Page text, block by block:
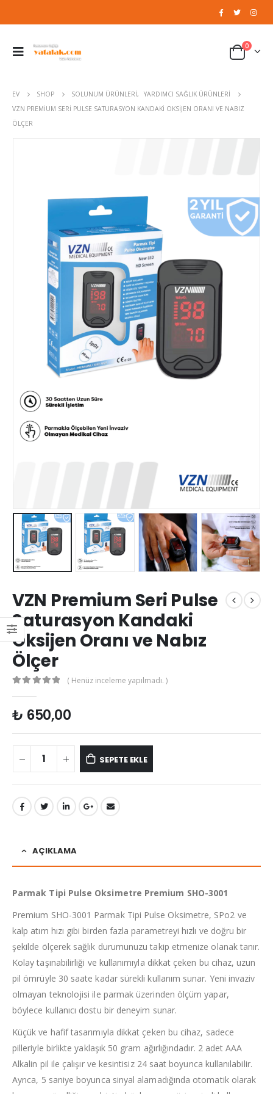
0
EV SHOP SOLUNUM ÜRÜNLERI,
YARDIMCI SAĞLIK ÜRÜNLERI
VZN PREMIUM SERI PULSE SATURASYON KANDAKI OKSIJEN ORANI VE NABIZ
ÖLÇER
VZN Premium Seri Pulse
Saturasyon Kandaki
Oksijen Oranı ve Nabız
Ölçer
( Henüz inceleme yapılmadı. )
₺ 650,00
SEPETE EKLE
AÇIKLAMA
Parmak Tipi Pulse Oksimetre Premium SHO-3001
Premium SHO-3001 Parmak Tipi Pulse Oksimetre, SPo2 ve
kalp atım hızı gibi birden fazla parametreyi hızlı ve doğru bir
şekilde ölçerek sağlık durumunuzu takip etmenize olanak tanır.
Kolay taşınabilirliği ve kullanımıyla dikkat çeken bu cihaz, uzun
pil ömrüyle 30 saate kadar sürekli kullanım sunar. Yeni invaziv
olmayan teknolojisi ile parmak üzerinden ölçüm yapar,
böylece kullanıcı dostu bir deneyim sunar.
Küçük ve hafif tasarımıyla dikkat çeken bu cihaz, sadece
pilleriyle birlikte yaklaşık 50 gram ağırlığındadır. 2 adet AAA
Alkalin pil ile çalışır ve kesintisiz 24 saat boyunca kullanılabilir.
Ayrıca, 5 saniye boyunca sinyal alamadığında otomatik olarak